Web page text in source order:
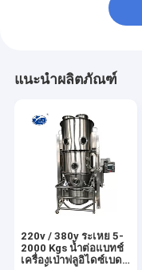
แนะนำผลิตภัณฑ์
220v / 380v ระเหย 5-
2000 Kgs น้ำต่อแบทช์
เครื่องเป่าฟลูอิไดซ์เบด